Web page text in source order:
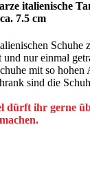
italienische
7.5 cm
Schuhe
und nur einmal
mit so hohen
sind die
dürft ihr gerne